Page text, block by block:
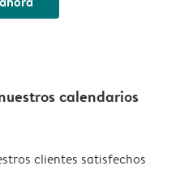
calendarios
clientes satisfechos